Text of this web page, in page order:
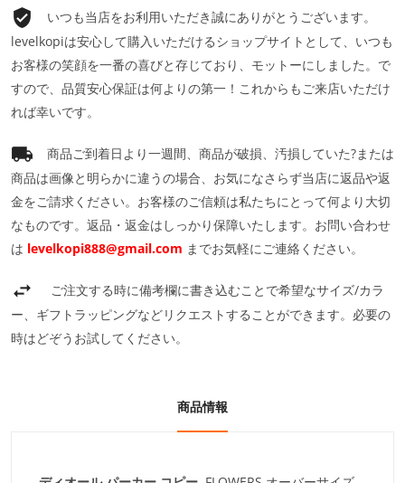
いつも当店をお利用いただき誠にありがとうございます。
levelkopiは安心して購入いただけるショップサイトとして、いつも
お客様の笑顔を一番の喜びと存じており、モットーにしました。で
すので、品質安心保証は何よりの第一！これからもご来店いただけ
れば幸いです。
商品ご到着日より一週間、商品が破損、汚損していた?または
商品は画像と明らかに違うの場合、お気になさらず当店に返品や返
金をご請求ください。お客様のご信頼は私たちにとって何より大切
なものです。返品・返金はしっかり保障いたします。お問い合わせ
は levelkopi888@gmail.com までお気軽にご連絡ください。
ご注文する時に備考欄に書き込むことで希望なサイズ/カラ
ー、ギフトラッピングなどリクエストすることができます。必要の
時はどぞうお試してください。
商品情報